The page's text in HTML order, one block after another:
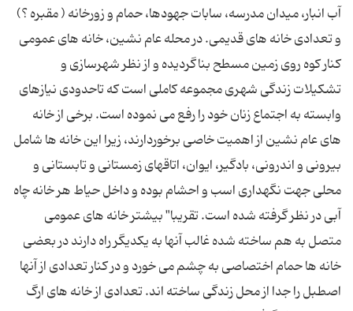
آب انبار، میدان مدرسه، سابات جهودها، حمام و زورخانه ( مقبره ؟)
و تعدادی خانه های قدیمی. در محله عام نشین، خانه های عمومی
كنار كوه روی زمین مسطح بناگردیده و از نظر شهرسازی و
تشكیلات زندگی شهری مجموعه كاملی است كه تاحدودی نیازهای
وابسته به اجتماع زنان خود را رفع می نموده است. برخی از خانه
های عام نشین از اهمیت خاصی برخوردارند، زیرا این خانه ها شامل
بیرونی و اندرونی، بادگیر، ایوان، اتاقهای زمستانی و تابستانی و
محلی جهت نگهداری اسب و احشام بوده و داخل حیاط هر خانه چاه
آبی در نظر گرفته شده است. تقریبا" بیشتر خانه های عمومی
متصل به هم ساخته شده غالب آنها به یكدیگر راه دارند در بعضی
خانه ها حمام اختصاصی به چشم می خورد و در كنار تعدادی از آنها
اصطبل را جدا از محل زندگی ساخته اند. تعدادی از خانه های ارگ